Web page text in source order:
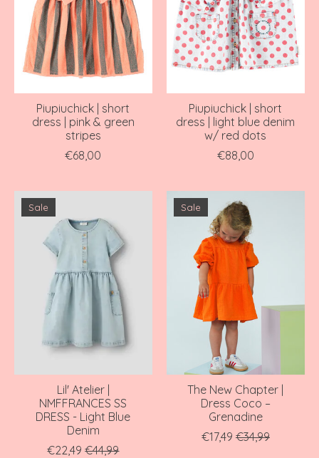
Piupiuchick | short
dress | pink & green
stripes
€68,00
Piupiuchick | short
dress | light blue denim
w/ red dots
€88,00
Sale
Lil' Atelier |
NMFFRANCES SS
DRESS - Light Blue
Denim
€22,49 €44,99
Sale
The New Chapter |
Dress Coco –
Grenadine
€17,49 €34,99